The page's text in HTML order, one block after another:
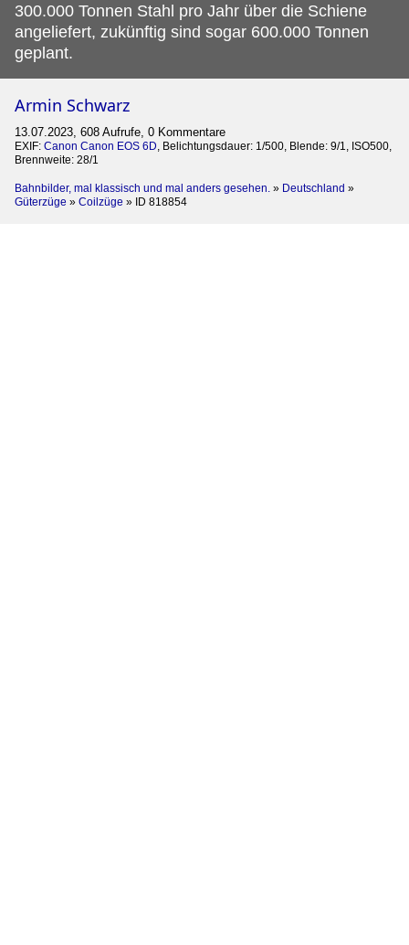
300.000 Tonnen Stahl pro Jahr über die Schiene
angeliefert, zukünftig sind sogar 600.000 Tonnen
geplant.
Armin Schwarz
13.07.2023, 608 Aufrufe, 0 Kommentare
EXIF: Canon Canon EOS 6D, Belichtungsdauer: 1/500, Blende: 9/1, ISO500,
Brennweite: 28/1
Bahnbilder, mal klassisch und mal anders gesehen. » Deutschland »
Güterzüge » Coilzüge » ID 818854